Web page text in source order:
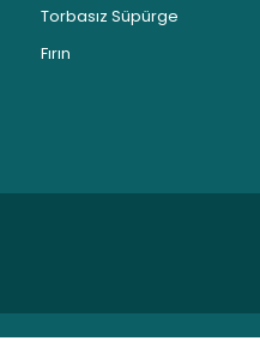
Torbasız Süpürge
Fırın